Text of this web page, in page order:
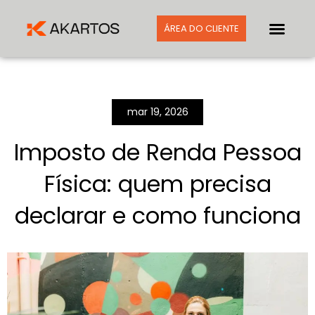
ÁREA DO CLIENTE
mar 19, 2026
Imposto de Renda Pessoa
Física: quem precisa
declarar e como funciona